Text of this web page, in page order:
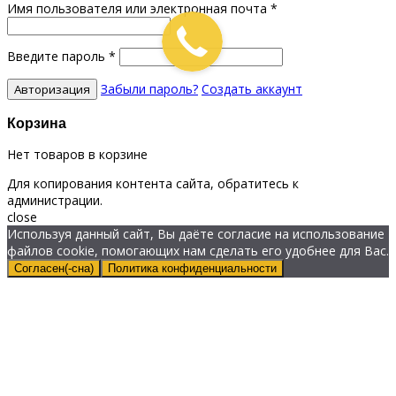
Имя пользователя или электронная почта *
Введите пароль *
Забыли пароль? Создать аккаунт
Корзина
Нет товаров в корзине
Для копирования контента сайта, обратитесь к
администрации.
close
Используя данный сайт, Вы даёте согласие на использование
файлов cookie, помогающих нам сделать его удобнее для Вас.
Согласен(-сна) Политика конфиденциальности